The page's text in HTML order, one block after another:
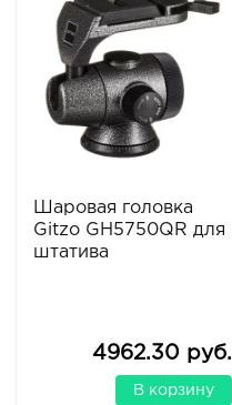
Шаровая головка
Gitzo GH5750QR для
штатива
4962.30 руб.
В корзину